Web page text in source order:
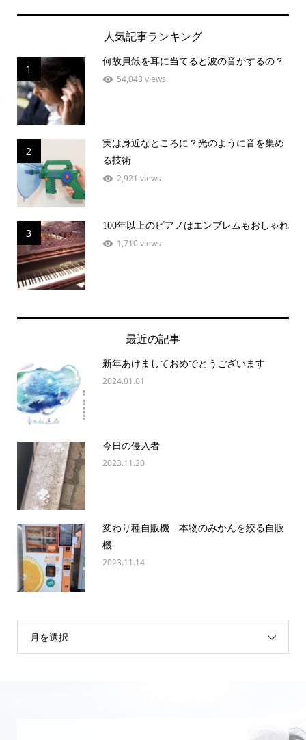
人気記事ランキング
1
何故貝殻を耳に当てると波の音がするの？
54,043 views
2
実は身近なところに？光のように音を集め
る技術
2,921 views
3
100年以上のピアノはエンブレムもおしゃれ
1,710 views
最近の記事
新年あけましておめでとうございます
2024.01.01
今日の侵入者
2023.11.20
変わり種自販機 本物のみかんを絞る自販
機
2023.11.14
月を選択